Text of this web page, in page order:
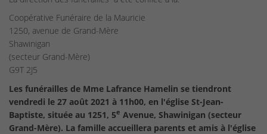
Coopérative Funéraire de la Mauricie
1250, avenue de Grand-Mère
Shawinigan
(secteur Grand-Mère)
G9T 2J5
Les funérailles de Mme Lafrance Hamelin se tiendront
vendredi le 27 août 2021 à 11h00, en l'église St-Jean-
Baptiste, située au 1251, 5e Avenue, Shawinigan (secteur
Grand-Mère). La famille accueillera parents et amis à l'église